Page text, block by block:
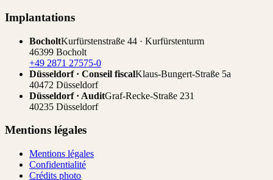
Implantations
BocholtKurfürstenstraße 44 · Kurfürstenturm
46399 Bocholt
+49 2871 27575-0
Düsseldorf · Conseil fiscalKlaus-Bungert-Straße 5a
40472 Düsseldorf
Düsseldorf · AuditGraf-Recke-Straße 231
40235 Düsseldorf
Mentions légales
Mentions légales
Confidentialité
Crédits photo